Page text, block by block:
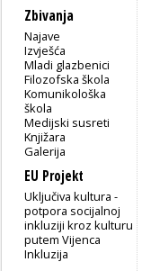
Zbivanja
Najave
Izvješća
Mladi glazbenici
Filozofska škola
Komunikološka
škola
Medijski susreti
Knjižara
Galerija
EU Projekt
Uključiva kultura -
potpora socijalnoj
inkluziji kroz kulturu
putem Vijenca
Inkluzija